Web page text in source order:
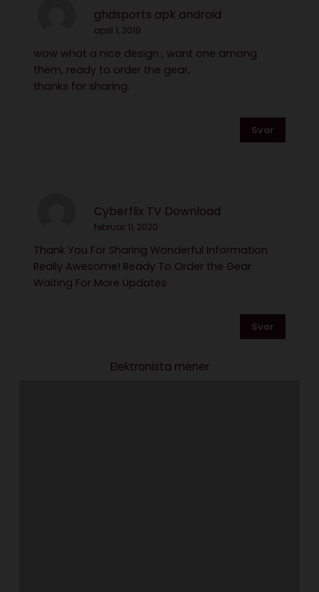
ghdsports apk android
april 1, 2019
wow what a nice design , want one among
them, ready to order the gear,
thanks for sharing.
Svar
Cyberflix TV Download
februar 11, 2020
Thank You For Sharing Wonderful Information
Really Awesome! Ready To Order the Gear
Waiting For More Updates
Svar
Elektronista mener